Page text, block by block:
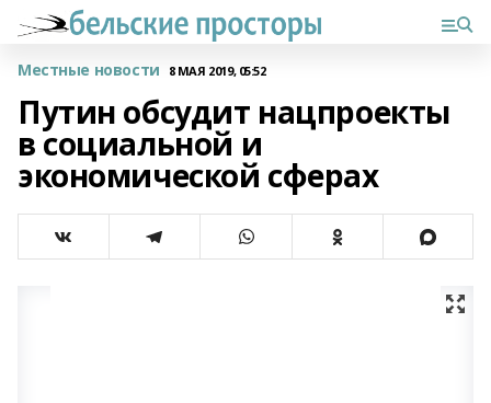
Местные новости 8 МАЯ 2019, 05:52
Путин обсудит нацпроекты
в социальной и
экономической сферах